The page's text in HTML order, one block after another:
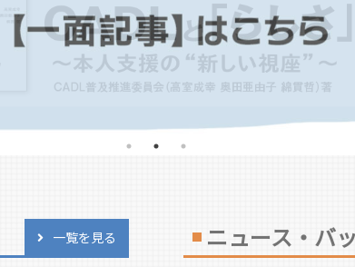
一覧を見る ニュース・バ